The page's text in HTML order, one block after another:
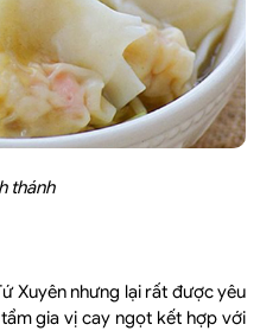
thánh
Xuyên nhưng lại rất được yêu
gia vị cay ngọt kết hợp với